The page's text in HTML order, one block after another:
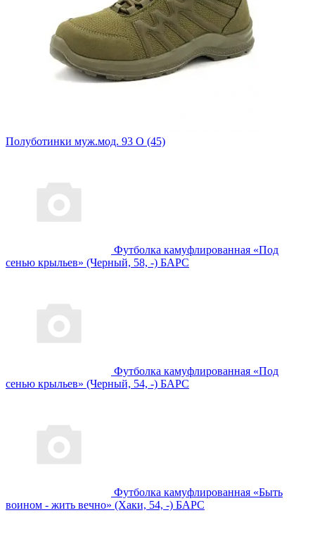
Полуботинки муж.мод. 93 О (45)
Футболка камуфлированная «Под
сенью крыльев» (Черный, 58, -) БАРС
Футболка камуфлированная «Под
сенью крыльев» (Черный, 54, -) БАРС
Футболка камуфлированная «Быть
воином - жить вечно» (Хаки, 54, -) БАРС